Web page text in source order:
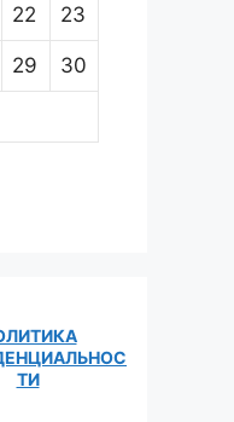
22 23
29 30
ТИ